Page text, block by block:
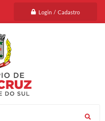
Login / Cadastro